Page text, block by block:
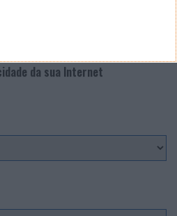
da sua Internet